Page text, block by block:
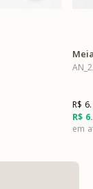
R$
R$